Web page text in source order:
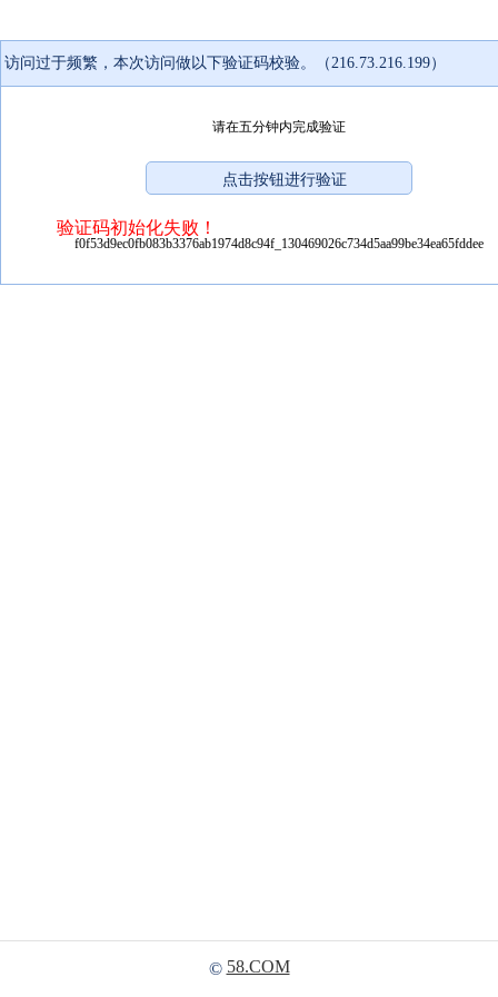
访问过于频繁，本次访问做以下验证码校验。（216.73.216.199）
请在五分钟内完成验证
验证码初始化失败！
f0f53d9ec0fb083b3376ab1974d8c94f_130469026c734d5aa99be34ea65fddee
© 58.COM